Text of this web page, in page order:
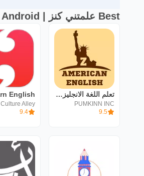
Best علمتني كنز | KenzAndMom Alternatives for Android
تعلم اللغة الانجليزية من الصفر
PUMKINN INC
9.5
Culture Alley
9.4